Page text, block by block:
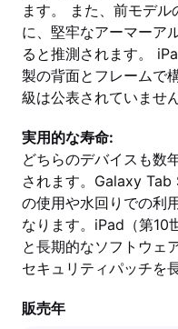
ます。 また、前モデ
に、堅牢なアーマーア
ると推測されます。
製の背面とフレームで
級は公表されていません
実用的な寿命:
どちらのデバイスも数
されます。Galaxy Tab
の使用や水回りでの利
なります。iPad（第10
と長期的なソフトウェ
セキュリティパッチを
販売年